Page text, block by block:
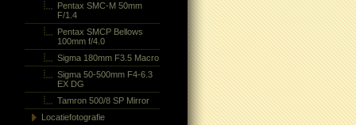
Pentax SMC-M 50mm
F/1.4
Pentax SMCP Bellows
100mm f/4.0
Sigma 180mm F3.5 Macro
Sigma 50-500mm F4-6.3
EX DG
Tamron 500/8 SP Mirror
Locatiefotografie